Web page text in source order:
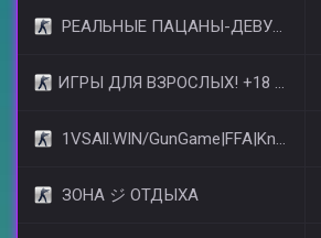
РЕАЛЬНЫЕ ПАЦАНЫ-ДЕВУШКИ 18+ [STEAM BONUS]
​ИГРЫ ДЛЯ ВЗРОСЛЫХ! +18 © (FREE VIP)
1VSAll.WIN/GunGame|FFA|KnIfE MoD
ЗОНА ジ ОТДЫХА